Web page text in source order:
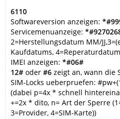
6110
Softwareversion anzeigen:
Servicemenuanzeige:
2=Herstellungsdatum MM/
Kaufdatums,
IMEI anzeigen: *#06#
12# oder #6 zeigt an, wann die
SIM-Locks ueberpruefen:
(dabei p=4x * schnell
+=2x * dito, n= Art der Sperre
3=Provider, 4=SIM-Karte))